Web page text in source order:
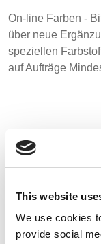
This website
We use cookies
provide social
SWEDEN
On-line Farben -
über neue
speziellen
auf Aufträge
Muster